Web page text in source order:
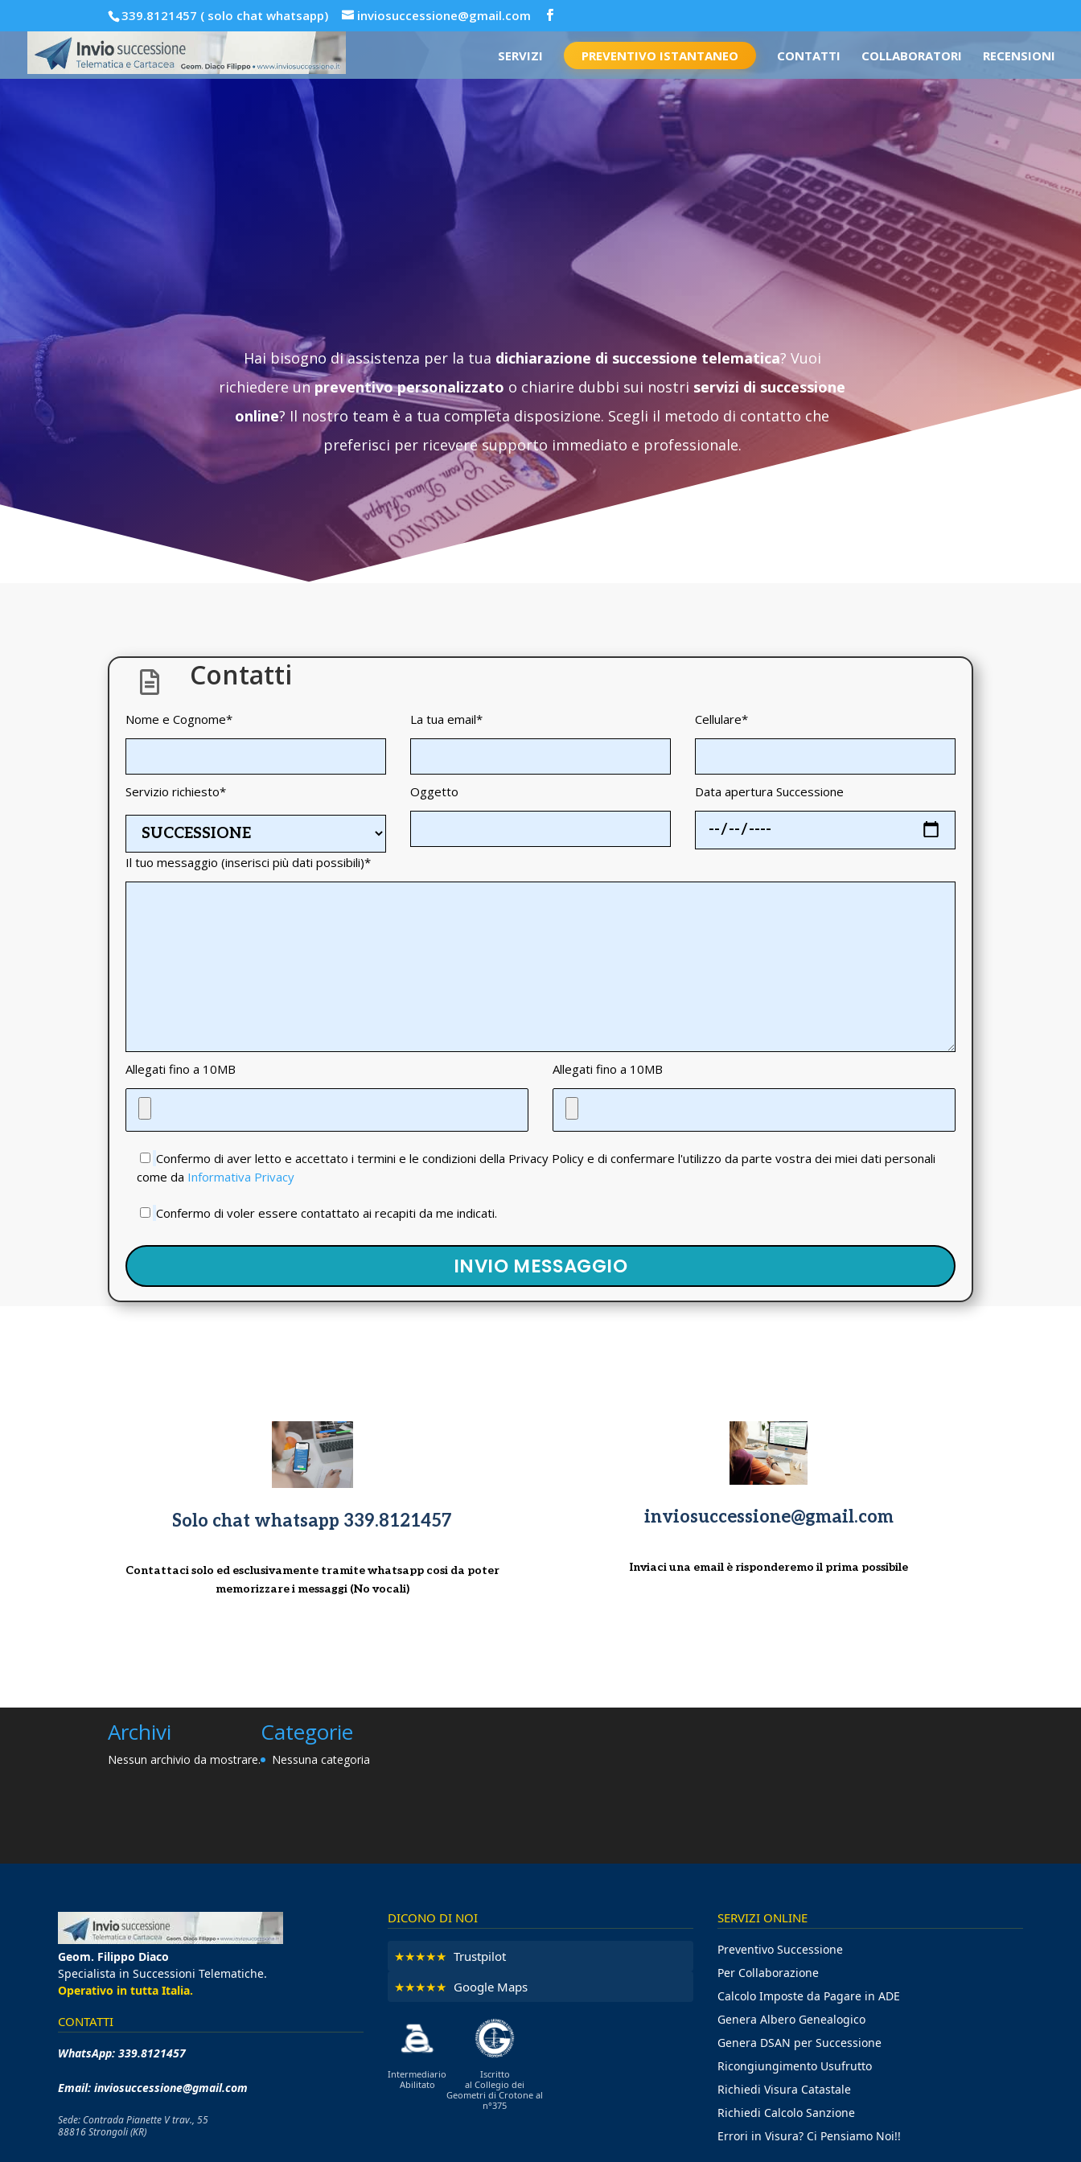
339.8121457 ( solo chat whatsapp) inviosuccessione@gmail.com
SERVIZI PREVENTIVO ISTANTANEO CONTATTI COLLABORATORI RECENSIONI
Hai bisogno di assistenza per la tua dichiarazione di successione telematica? Vuoi
richiedere unpreventivo personalizzato o chiarire dubbi sui nostri servizi di successione
online? Il nostro team è a tua completa disposizione. Scegli il metodo di contatto che
preferisci per ricevere supporto immediato e professionale.
 Contatti
Nome e Cognome* La tua email* Cellulare*
Servizio richiesto* Oggetto Data apertura Successione
Il tuo messaggio (inserisci più dati possibili)*
Allegati fino a 10MB Allegati fino a 10MB
Confermo di aver letto e accettato i termini e le condizioni della Privacy Policy e di confermare l'utilizzo da parte vostra dei miei dati personali
come da Informativa Privacy
Confermo di voler essere contattato ai recapiti da me indicati.
Solo chat whatsapp 339.8121457
Contattaci solo ed esclusivamente tramite whatsapp cosi da poter
memorizzare i messaggi (No vocali)
inviosuccessione@gmail.com
Inviaci una email è risponderemo il prima possibile
Archivi
Nessun archivio da mostrare.
Categorie
Nessuna categoria
Geom. Filippo Diaco
Specialista in Successioni Telematiche.
Operativo in tutta Italia.
CONTATTI
WhatsApp: 339.8121457
Email: inviosuccessione@gmail.com
Sede: Contrada Pianette V trav., 55
88816 Strongoli (KR)
DICONO DI NOI
★★★★★ Trustpilot
★★★★★ Google Maps
Intermediario
Abilitato
Iscritto
al Collegio dei
Geometri di Crotone al
n°375
SERVIZI ONLINE
Preventivo Successione
Per Collaborazione
Calcolo Imposte da Pagare in ADE
Genera Albero Genealogico
Genera DSAN per Successione
Ricongiungimento Usufrutto
Richiedi Visura Catastale
Richiedi Calcolo Sanzione
Errori in Visura? Ci Pensiamo Noi!!